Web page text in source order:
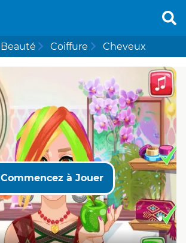
Beauté Coiffure Cheveux
Commencez à Jouer